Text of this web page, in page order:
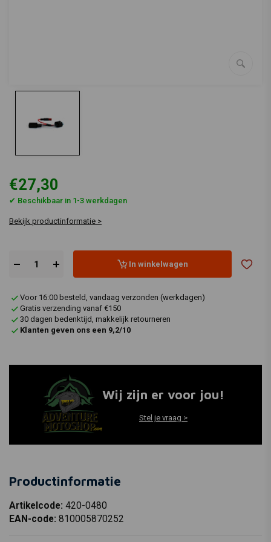
€27,30
✔ Beschikbaar in 1-3 werkdagen
Bekijk productinformatie >
In winkelwagen
Voor 16:00 besteld, vandaag verzonden (werkdagen)
Gratis verzending vanaf €150
30 dagen bedenktijd, makkelijk retourneren
Klanten geven ons een 9,2/10
Wij zijn er voor jou!
Stel je vraag >
Productinformatie
Artikelcode: 420-0480
EAN-code: 810005870252